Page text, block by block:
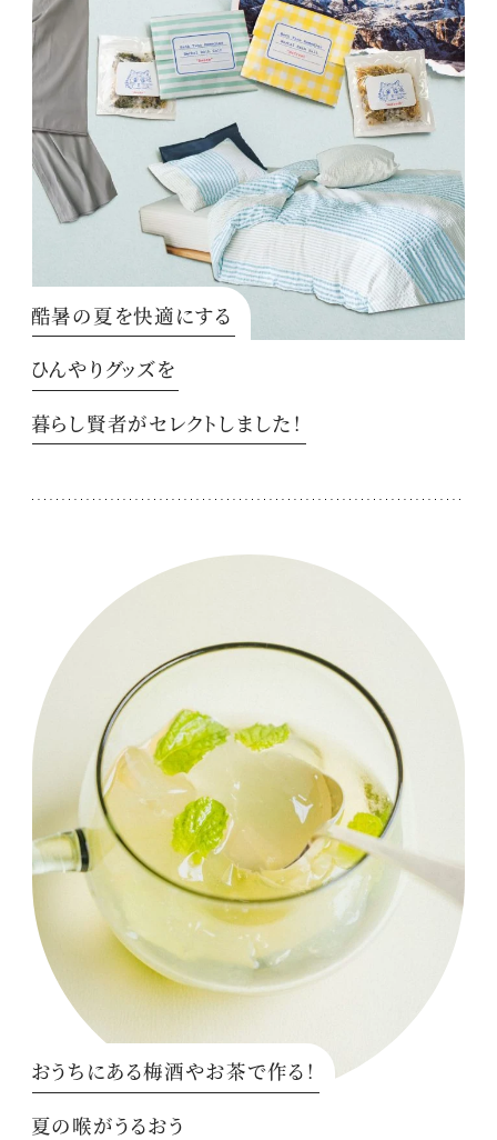
酷暑の夏を快適にする
ひんやりグッズを
暮らし賢者がセレクトしました！
おうちにある梅酒やお茶で作る！
夏の喉がうるおう